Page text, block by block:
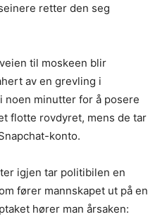
retter den seg
til moskeen blir
av en grevling i
noen minutter for å posere
flotte rovdyret, mens de tar
konto.
igjen tar politibilen en
fører mannskapet ut på en
hører man årsaken: